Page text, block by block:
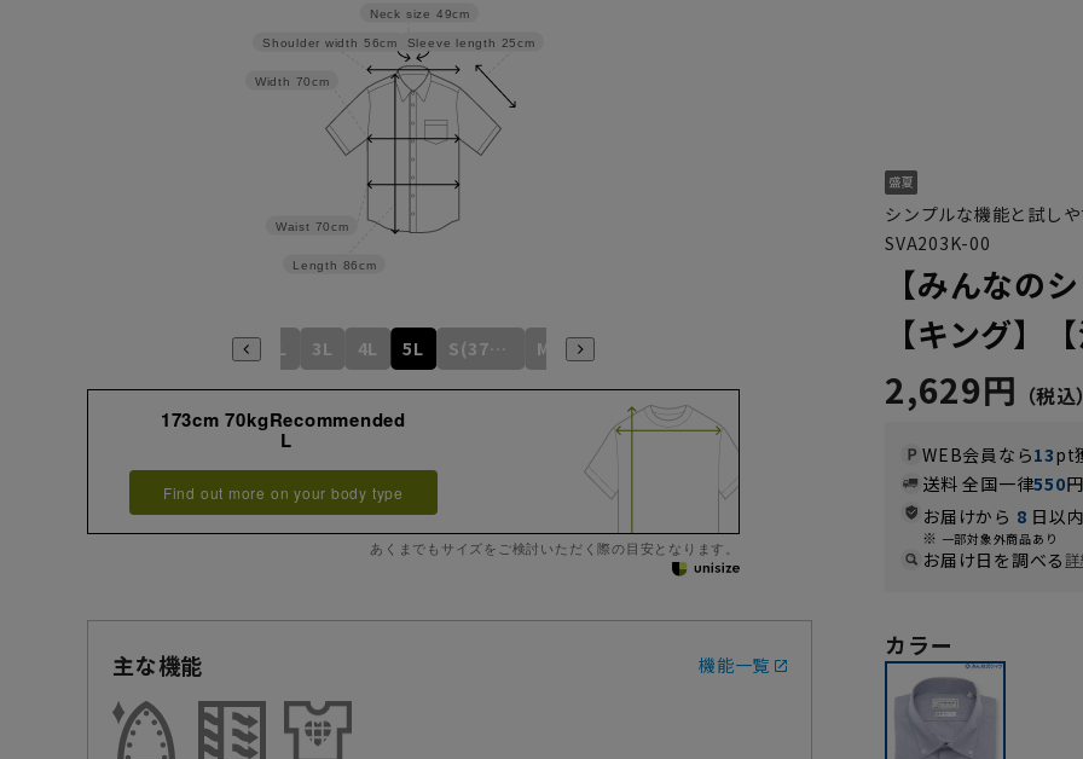
Sleeve length 25cm
Neck size 49cm
Length 86cm
Waist 70cm
Width 70cm
Shoulder width 56cm
LL 3L 4L 5L S(37cm) M(39cm) 4L(47cm) 5L(49cm)
173cm 70kgRecommended
L
Find out more on your body type
あくまでもサイズをご検討いただく際の目安となります。
主な機能 機能一覧
シンプルな機能と試し
SVA203K-00
【みんなの
【キング】
2,629円
WEB会員なら13pt
送料 全国一律550
お届けから 8 日以
一部対象外商品あり
お届け日を調べる
カラー